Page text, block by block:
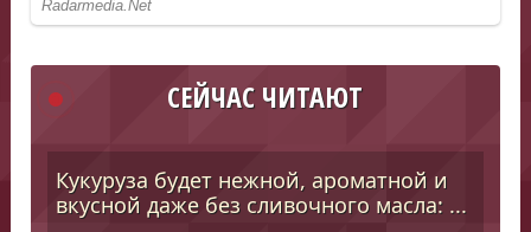
СЕЙЧАС ЧИТАЮТ
Кукуруза будет нежной, ароматной и
вкусной даже без сливочного масла: ...